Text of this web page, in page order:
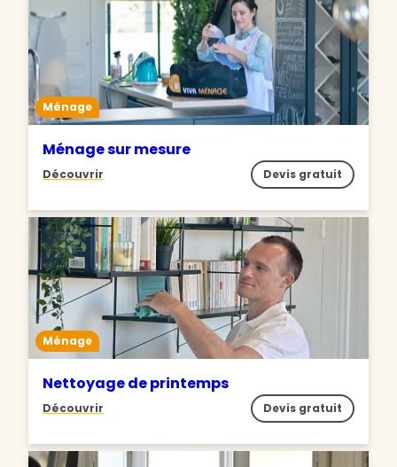
Ménage
Ménage sur mesure
Découvrir Devis gratuit
Ménage
Nettoyage de printemps
Découvrir Devis gratuit